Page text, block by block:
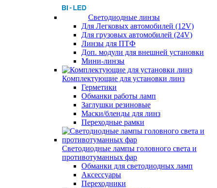
Светодиодные линзы
Для Легковых автомобилей (12V)
Для грузовых автомобилей (24V)
Линзы для ПТФ
Доп. модули для внешней установки
Мини-линзы
Комплектующие для установки линз
Герметики
Обманки работы ламп
Заглушки резиновые
Маски/бленды для линз
Переходные рамки
Светодиодные лампы головного света и
противотуманных фар
Обманки для светодиодных ламп
Аксессуары
Переходники